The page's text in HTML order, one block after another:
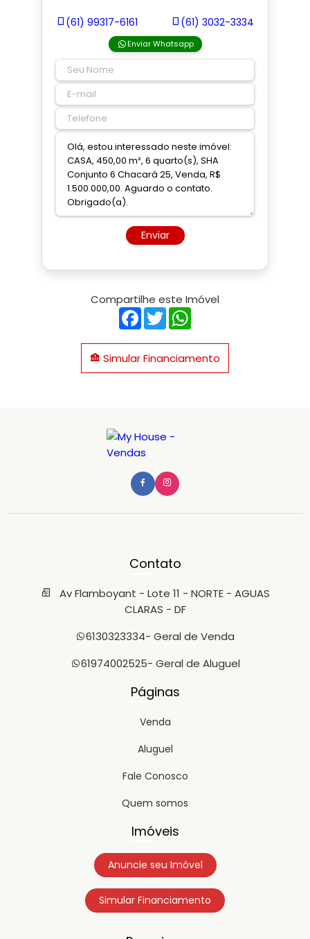
(61) 99317-6161 (61) 3032-3334
Enviar Whatsapp
Enviar
Compartilhe este Imóvel
Facebook
Twitter
Simular Financiamento
Contato
Av Flamboyant - Lote 11 - NORTE - AGUAS
CLARAS - DF
6130323334- Geral de Venda
61974002525- Geral de Aluguel
Páginas
Venda
Aluguel
Fale Conosco
Quem somos
Imóveis
Anuncie seu Imóvel
Simular Financiamento